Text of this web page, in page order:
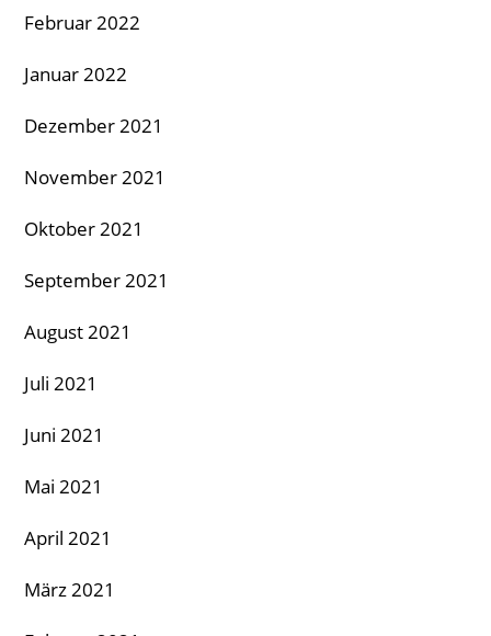
Februar 2022
Januar 2022
Dezember 2021
November 2021
Oktober 2021
September 2021
August 2021
Juli 2021
Juni 2021
Mai 2021
April 2021
März 2021